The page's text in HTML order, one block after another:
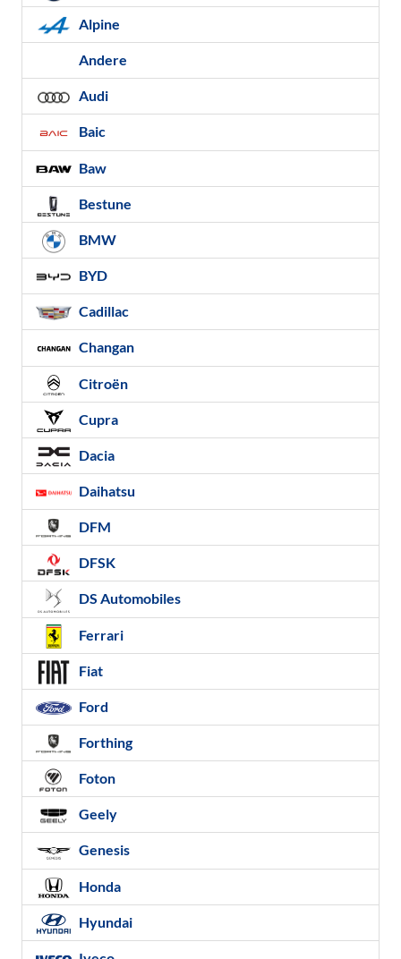
Alpine
Andere
Audi
Baic
Baw
Bestune
BMW
BYD
Cadillac
Changan
Citroën
Cupra
Dacia
Daihatsu
DFM
DFSK
DS Automobiles
Ferrari
Fiat
Ford
Forthing
Foton
Geely
Genesis
Honda
Hyundai